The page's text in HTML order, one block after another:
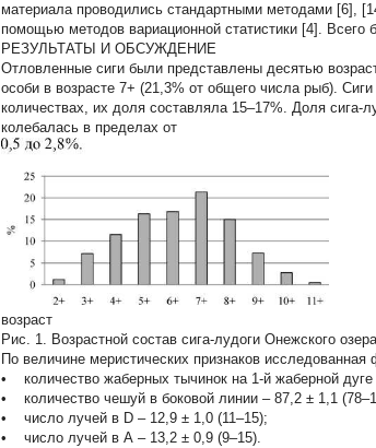
материала проводились стандартными методами [6],
помощью методов вариационной статистики [4]. Всего
РЕЗУЛЬТАТЫ И ОБСУЖДЕНИЕ
Отловленные сиги были представлены десятью
особи в возрасте 7+ (21,3% от общего числа рыб).
количествах, их доля составляла 15–17%. Доля сига-
колебалась в пределах от
возраст
Рис. 1. Возрастной состав сига-лудоги Онежского
По величине меристических признаков
• количество жаберных тычинок на 1-й жаберной дуге
• количество чешуй в боковой линии – 87,2 ± 1,1
• число лучей в D – 12,9 ± 1,0 (11–15);
• число лучей в А – 13,2 ± 0,9 (9–15).